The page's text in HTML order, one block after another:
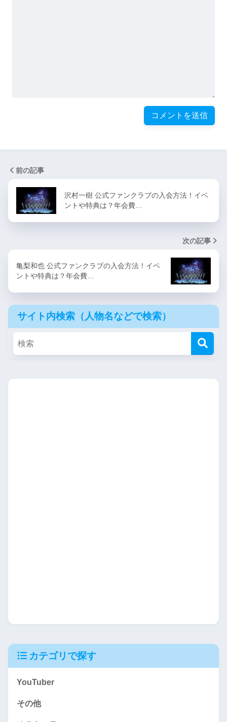
前の記事
沢村一樹 公式ファンクラブの入会方法！イベ
ントや特典は？年会費…
次の記事
亀梨和也 公式ファンクラブの入会方法！イベ
ントや特典は？年会費…
サイト内検索（人物名などで検索）
カテゴリで探す
YouTuber
その他